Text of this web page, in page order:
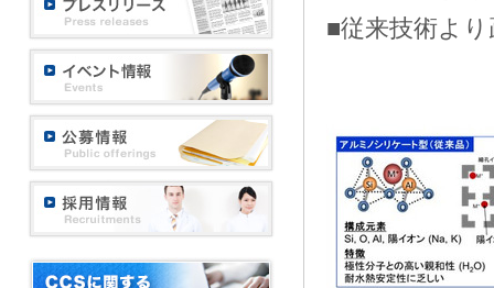
■従来技術よ